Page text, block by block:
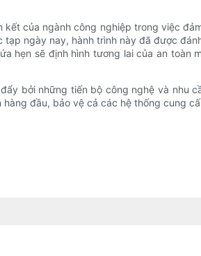
của ngành công nghiệp trong việc
ngày nay, hành trình này đã được
hẹn sẽ định hình tương lai của an toàn
bởi những tiến bộ công nghệ và nhu
đầu, bảo vệ cả các hệ thống cung